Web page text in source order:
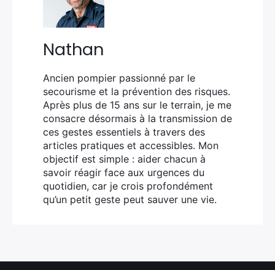
Nathan
Ancien pompier passionné par le
secourisme et la prévention des risques.
Après plus de 15 ans sur le terrain, je me
consacre désormais à la transmission de
ces gestes essentiels à travers des
articles pratiques et accessibles. Mon
objectif est simple : aider chacun à
savoir réagir face aux urgences du
quotidien, car je crois profondément
qu’un petit geste peut sauver une vie.